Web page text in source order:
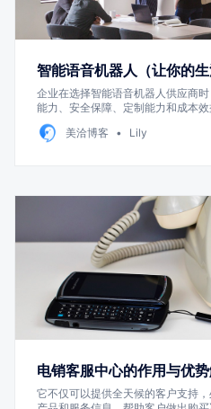
智能语音机器人（让你的生
企业在选择智能语音机器人供应商
能力、安全保障、定制能力和成本效
美洽博客
Lily
电销客服中心的作用与优
它不仅可以提供全天候的客户支持